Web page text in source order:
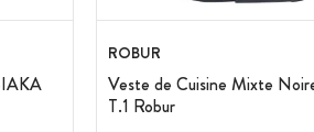
ROBUR
Veste de Cuisine Mixte
T.1 Robur